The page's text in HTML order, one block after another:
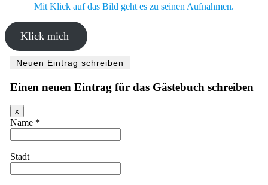
Mit Klick auf das Bild geht es zu seinen Aufnahmen.
Klick mich
Einen neuen Eintrag für das Gästebuch schreiben
x
Formular
ausblenden
Name *
Stadt